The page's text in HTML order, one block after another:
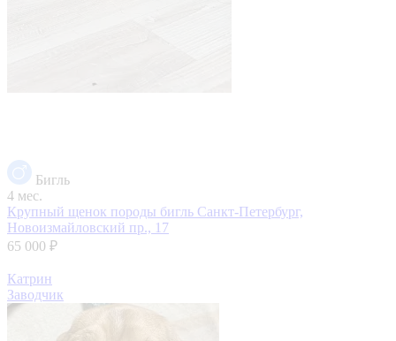
Бигль
4 мес.
Крупный щенок породы бигль Санкт-Петербург,
Новоизмайловский пр., 17
65 000 ₽
Катрин
Заводчик